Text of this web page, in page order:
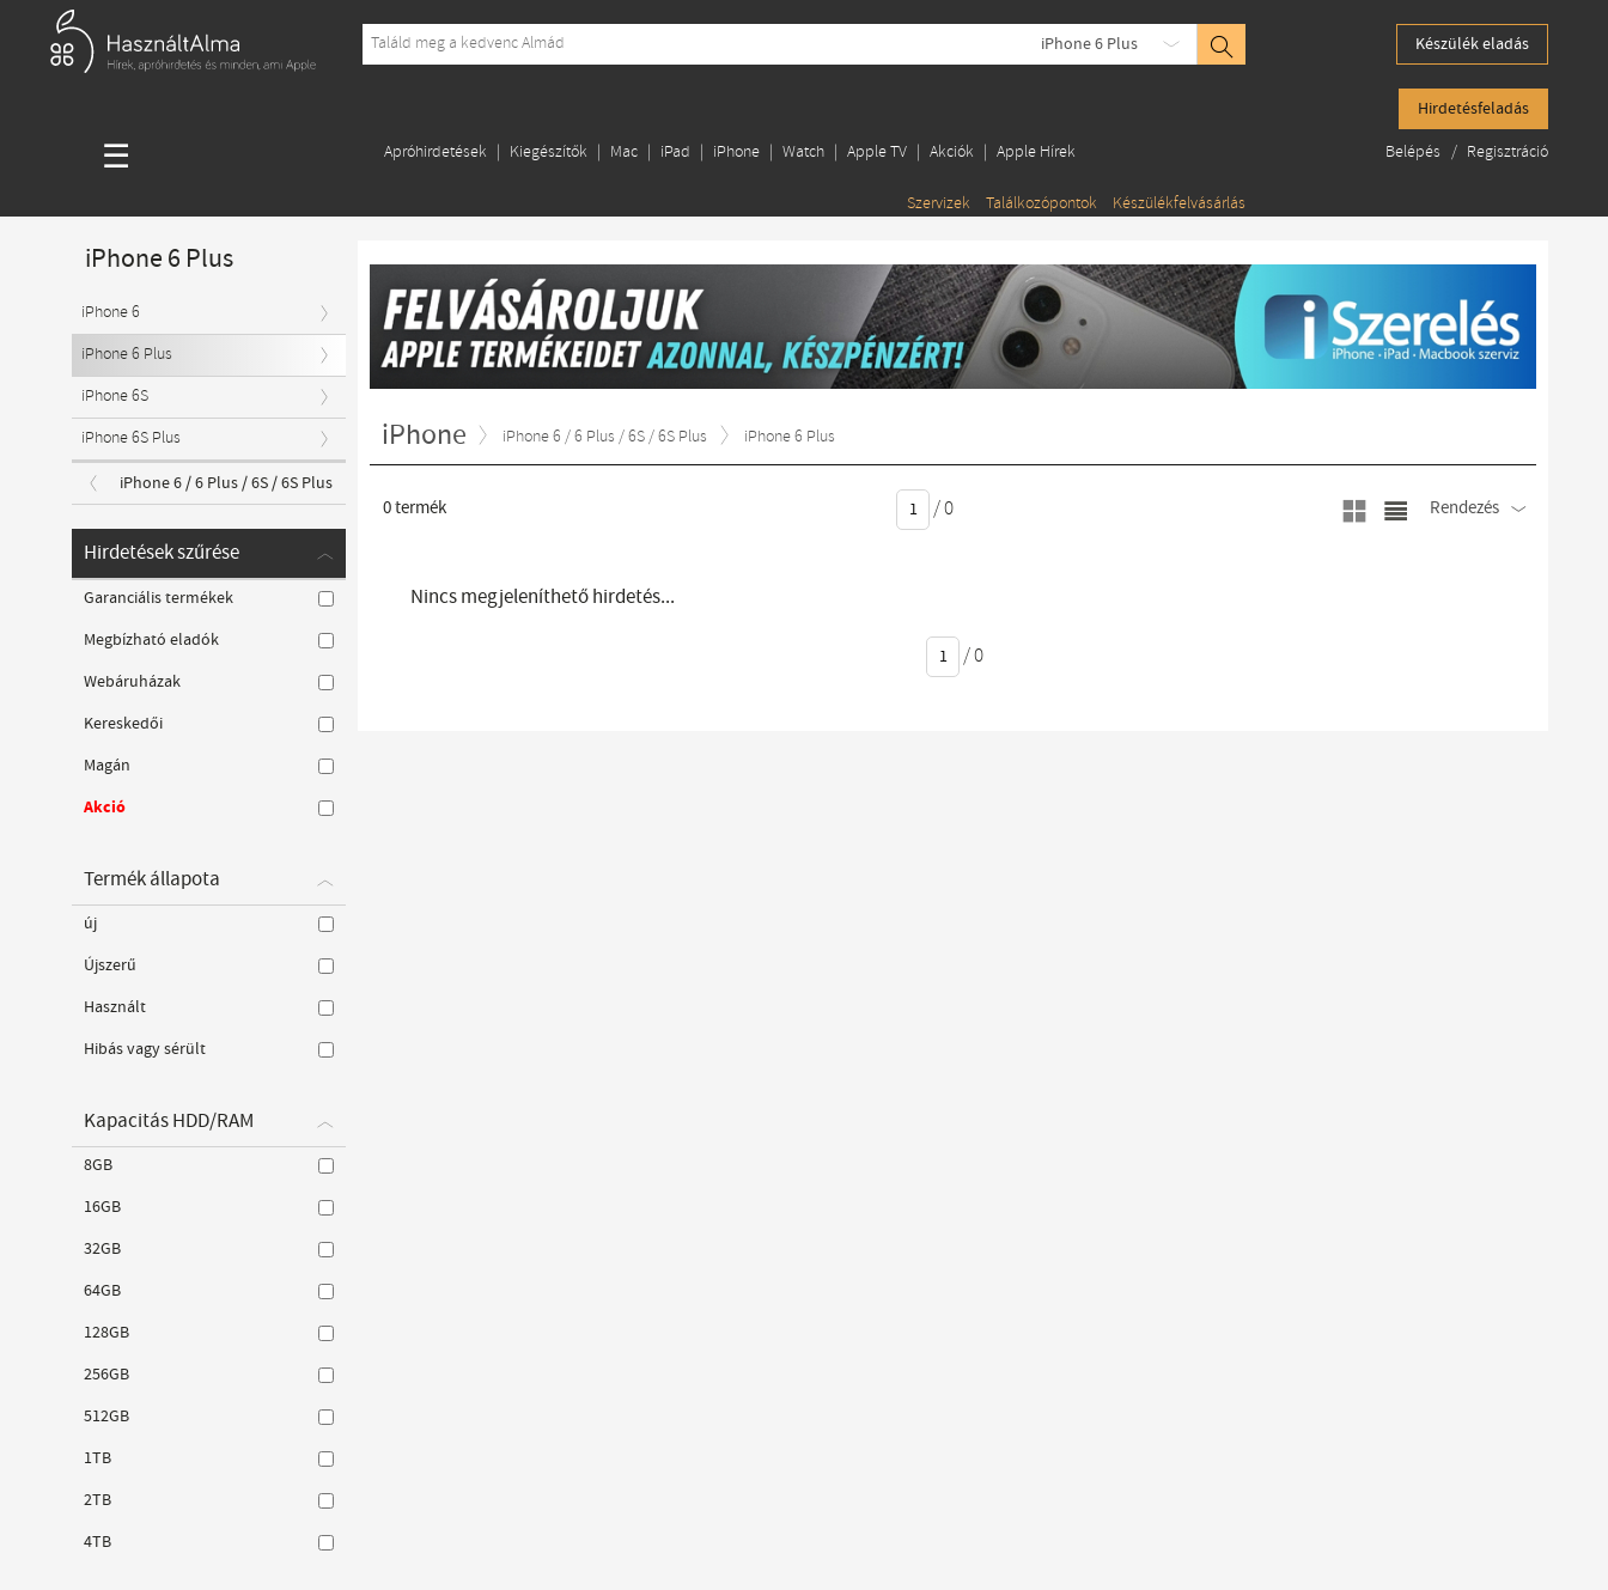
iPhone 6 Plus Készülék eladás
Hirdetésfeladás
☰ Apróhirdetések Kiegészítők Mac iPad iPhone Watch Apple TV Akciók Apple Hírek
Szervizek Találkozópontok Készülékfelvásárlás
Belépés / Regisztráció
iPhone iPhone 6 / 6 Plus / 6S / 6S Plus iPhone 6 Plus
0termék /0 Rendezés
Nincs megjeleníthető hirdetés...
/0
iPhone 6 Plus
iPhone 6
iPhone 6 Plus
iPhone 6S
iPhone 6S Plus
iPhone 6 / 6 Plus / 6S / 6S Plus
Hirdetések szűrése
Garanciális termékek
Megbízható eladók
Webáruházak
Kereskedői
Magán
Akció
Termék állapota
új
Újszerű
Használt
Hibás vagy sérült
Kapacitás HDD/RAM
8GB
16GB
32GB
64GB
128GB
256GB
512GB
1TB
2TB
4TB